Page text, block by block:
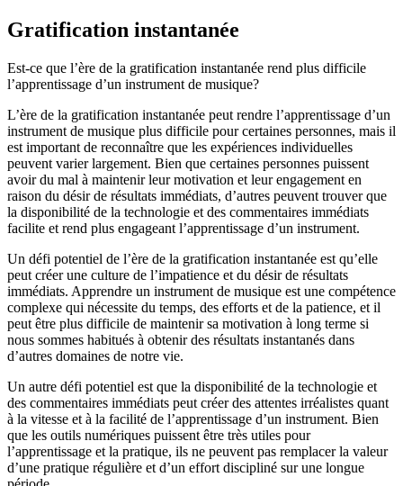
Gratification instantanée
Est-ce que l’ère de la gratification instantanée rend plus difficile
l’apprentissage d’un instrument de musique?
L’ère de la gratification instantanée peut rendre l’apprentissage d’un
instrument de musique plus difficile pour certaines personnes, mais il
est important de reconnaître que les expériences individuelles
peuvent varier largement. Bien que certaines personnes puissent
avoir du mal à maintenir leur motivation et leur engagement en
raison du désir de résultats immédiats, d’autres peuvent trouver que
la disponibilité de la technologie et des commentaires immédiats
facilite et rend plus engageant l’apprentissage d’un instrument.
Un défi potentiel de l’ère de la gratification instantanée est qu’elle
peut créer une culture de l’impatience et du désir de résultats
immédiats. Apprendre un instrument de musique est une compétence
complexe qui nécessite du temps, des efforts et de la patience, et il
peut être plus difficile de maintenir sa motivation à long terme si
nous sommes habitués à obtenir des résultats instantanés dans
d’autres domaines de notre vie.
Un autre défi potentiel est que la disponibilité de la technologie et
des commentaires immédiats peut créer des attentes irréalistes quant
à la vitesse et à la facilité de l’apprentissage d’un instrument. Bien
que les outils numériques puissent être très utiles pour
l’apprentissage et la pratique, ils ne peuvent pas remplacer la valeur
d’une pratique régulière et d’un effort discipliné sur une longue